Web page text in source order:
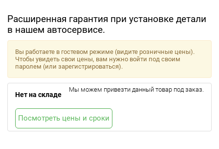
Расширенная гарантия при установке детали
в нашем автосервисе.
Вы работаете в гостевом режиме (видите розничные цены).
Чтобы увидеть свои цены, вам нужно войти под своим
паролем (или зарегистрироваться).
Нет на складе
Мы можем привезти данный товар под заказ.
Посмотреть цены и сроки